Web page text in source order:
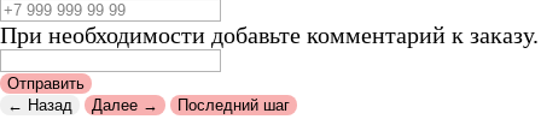
При необходимости добавьте комментарий к заказу.
Отправить
← Назад
Далее → Последний шаг